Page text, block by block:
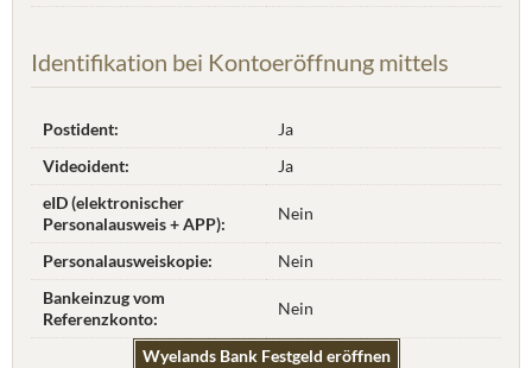
Identifikation bei Kontoeröffnung mittels
Postident:
Ja
Videoident:
Ja
eID (elektronischer
Personalausweis + APP):
Nein
Personalausweiskopie:
Nein
Bankeinzug vom
Referenzkonto:
Nein
Wyelands Bank Festgeld eröffnen